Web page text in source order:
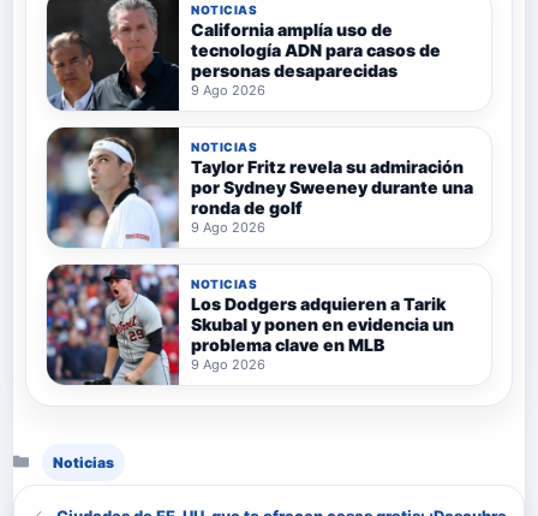
NOTICIAS
California amplía uso de
tecnología ADN para casos de
personas desaparecidas
9 Ago 2026
NOTICIAS
Taylor Fritz revela su admiración
por Sydney Sweeney durante una
ronda de golf
9 Ago 2026
NOTICIAS
Los Dodgers adquieren a Tarik
Skubal y ponen en evidencia un
problema clave en MLB
9 Ago 2026
Noticias